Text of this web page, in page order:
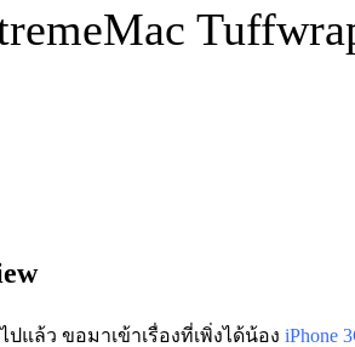
แล้ว ขอมาเข้าเรื่องที่เพิ่งได้น้อง iPhone